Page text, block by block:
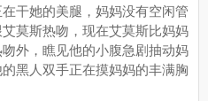
干她的美腿，妈妈没有空闲管
莫斯热吻，现在艾莫斯比妈妈
外，瞧见他的小腹急剧抽动妈
黑人双手正在摸妈妈的丰满胸